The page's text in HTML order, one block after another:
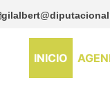
INICIO